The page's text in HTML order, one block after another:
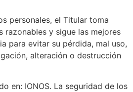
personales, el Titular toma
razonables y sigue las mejores
para evitar su pérdida, mal uso,
alteración o destrucción
en: IONOS. La seguridad de los